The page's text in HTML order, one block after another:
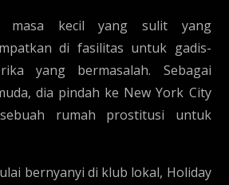
masa kecil yang sulit yang
di fasilitas untuk gadis-
yang bermasalah. Sebagai
dia pindah ke New York City
rumah prostitusi untuk
bernyanyi di klub lokal, Holiday